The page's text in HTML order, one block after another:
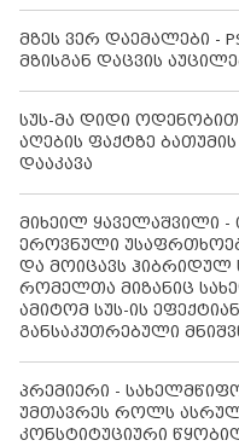
მზეს ვერ დაემალები -
მზისგან დაცვის
სუს-მა დიდი
აღების ფაქტზე
დააკავა
მიხეილ ყაველაშვილი
ეროვნული
და მოიცავს
რომელთა მიზანიც
ამიტომ სუს-ის
განსაკუთრებული
პრემიერი -
უმთავრეს როლს
კონსტიტუციური